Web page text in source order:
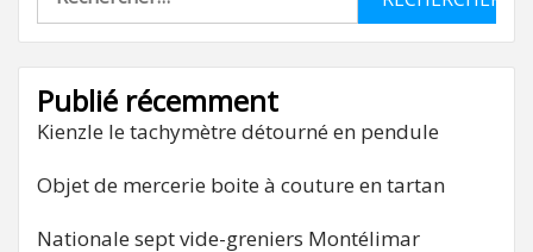
Publié récemment
Kienzle le tachymètre détourné en pendule
Objet de mercerie boite à couture en tartan
Nationale sept vide-greniers Montélimar